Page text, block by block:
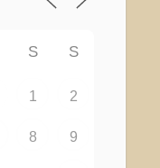
S S
1 2
8 9